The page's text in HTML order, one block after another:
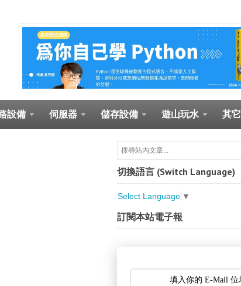
設備 伺服器 儲存設備 遊山玩水 其它
切換語言 (Switch Language)
Select Language ▼
訂閱本站電子報